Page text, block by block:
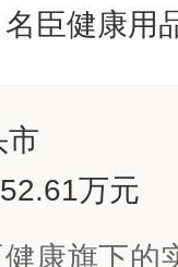
名臣健康用
市
万元
康旗下的